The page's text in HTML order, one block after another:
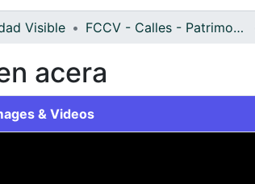
Visible FCCV - Calles - Patrimonial
acera
& Videos